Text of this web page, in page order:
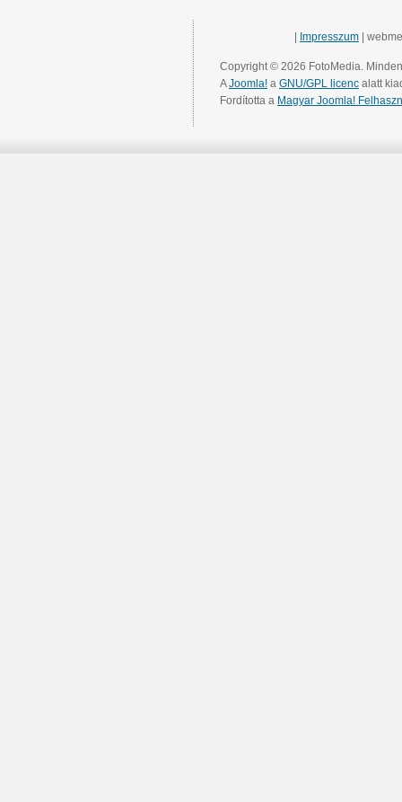
Impresszum |
Copyright © 2026 FotoMedia.
AJoomla! a GNU/GPL licenc alatt
Fordította a Magyar Joomla!